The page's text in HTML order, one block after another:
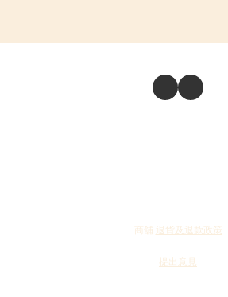
商舖 退貨及退款政策
提出意見